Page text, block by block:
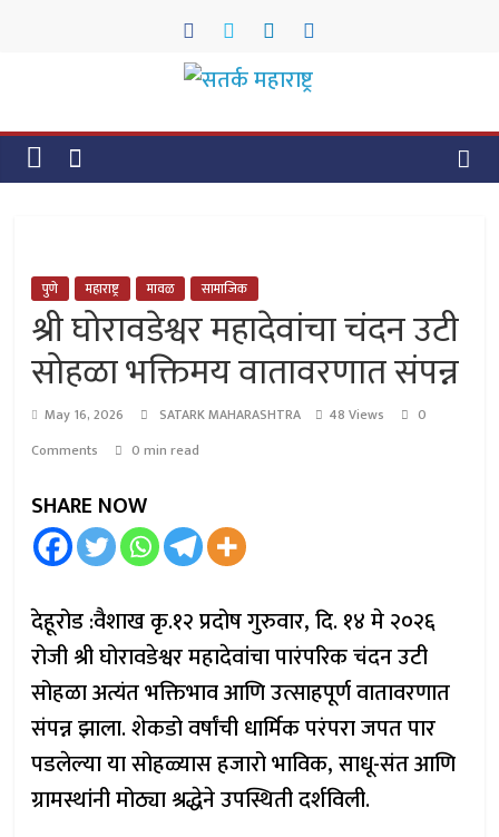
सतर्क
महाराष्ट्र
पुणे महाराष्ट्र मावळ सामाजिक
श्री घोरावडेश्वर महादेवांचा चंदन उटी
सोहळा भक्तिमय वातावरणात संपन्न
May 16, 2026 SATARK MAHARASHTRA 48 Views
0
Comments
0 min read
SHARE NOW
देहूरोड :वैशाख कृ.१२ प्रदोष गुरुवार, दि. १४ मे २०२६
रोजी श्री घोरावडेश्वर महादेवांचा पारंपरिक चंदन उटी
सोहळा अत्यंत भक्तिभाव आणि उत्साहपूर्ण वातावरणात
संपन्न झाला. शेकडो वर्षांची धार्मिक परंपरा जपत पार
पडलेल्या या सोहळ्यास हजारो भाविक, साधू-संत आणि
ग्रामस्थांनी मोठ्या श्रद्धेने उपस्थिती दर्शविली.